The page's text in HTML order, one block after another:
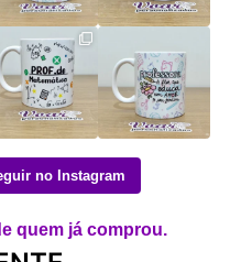
no Instagram
quem já comprou.